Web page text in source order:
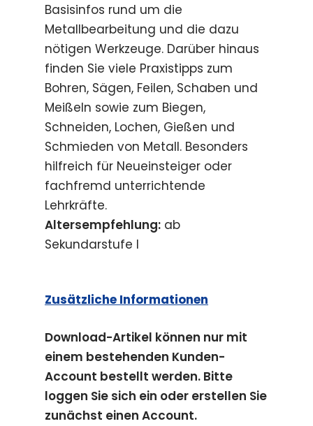
Basisinfos rund um die
Metallbearbeitung und die dazu
nötigen Werkzeuge. Darüber hinaus
finden Sie viele Praxistipps zum
Bohren, Sägen, Feilen, Schaben und
Meißeln sowie zum Biegen,
Schneiden, Lochen, Gießen und
Schmieden von Metall. Besonders
hilfreich für Neueinsteiger oder
fachfremd unterrichtende
Lehrkräfte.
Altersempfehlung: ab
Sekundarstufe I
Zusätzliche Informationen
Download-Artikel können nur mit
einem bestehenden Kunden-
Account bestellt werden. Bitte
loggen Sie sich ein oder erstellen Sie
zunächst einen Account.